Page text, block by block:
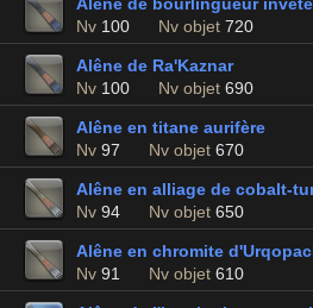
Nv 100 Nv objet 720
Alêne de Ra'Kaznar
Nv 100 Nv objet 690
Alêne en titane aurifère
Nv 97 Nv objet 670
Alêne en alliage de cobalt-
Nv 94 Nv objet 650
Alêne en chromite
Nv 91 Nv objet 610